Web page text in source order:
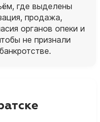
где выделены
продажа,
органов опеки и
не признали